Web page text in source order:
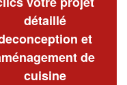
détaillé
et
de
cuisine